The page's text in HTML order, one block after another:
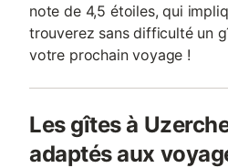
note de 4,5 étoiles, qui
trouverez sans difficulté un
votre prochain voyage !
Les gîtes à
adaptés aux